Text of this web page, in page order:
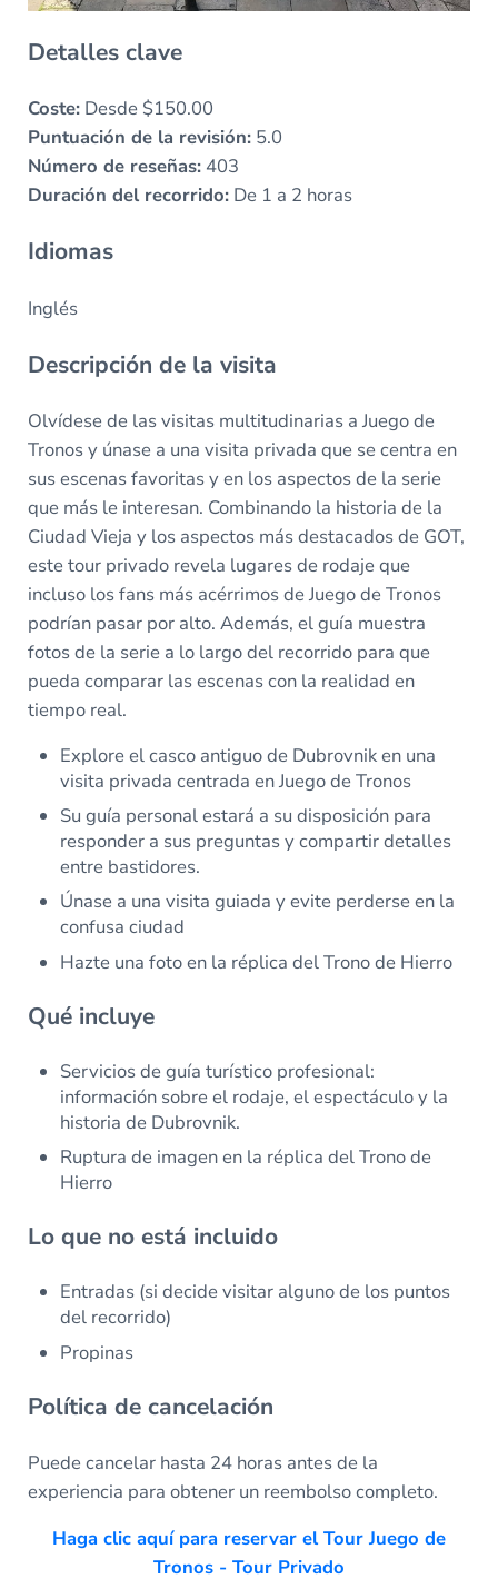
Detalles clave
Coste:Desde $150.00
Puntuación de la revisión:5.0
Número de reseñas:403
Duración del recorrido:De 1 a 2 horas
Idiomas
Inglés
Descripción de la visita
Olvídese de las visitas multitudinarias a Juego de
Tronos y únase a una visita privada que se centra en
sus escenas favoritas y en los aspectos de la serie
que más le interesan. Combinando la historia de la
Ciudad Vieja y los aspectos más destacados de GOT,
este tour privado revela lugares de rodaje que
incluso los fans más acérrimos de Juego de Tronos
podrían pasar por alto. Además, el guía muestra
fotos de la serie a lo largo del recorrido para que
pueda comparar las escenas con la realidad en
tiempo real.
Explore el casco antiguo de Dubrovnik en una
visita privada centrada en Juego de Tronos
Su guía personal estará a su disposición para
responder a sus preguntas y compartir detalles
entre bastidores.
Únase a una visita guiada y evite perderse en la
confusa ciudad
Hazte una foto en la réplica del Trono de Hierro
Qué incluye
Servicios de guía turístico profesional:
información sobre el rodaje, el espectáculo y la
historia de Dubrovnik.
Ruptura de imagen en la réplica del Trono de
Hierro
Lo que no está incluido
Entradas (si decide visitar alguno de los puntos
del recorrido)
Propinas
Política de cancelación
Puede cancelar hasta 24 horas antes de la
experiencia para obtener un reembolso completo.
Haga clic aquí para reservar el Tour Juego de
Tronos - Tour Privado